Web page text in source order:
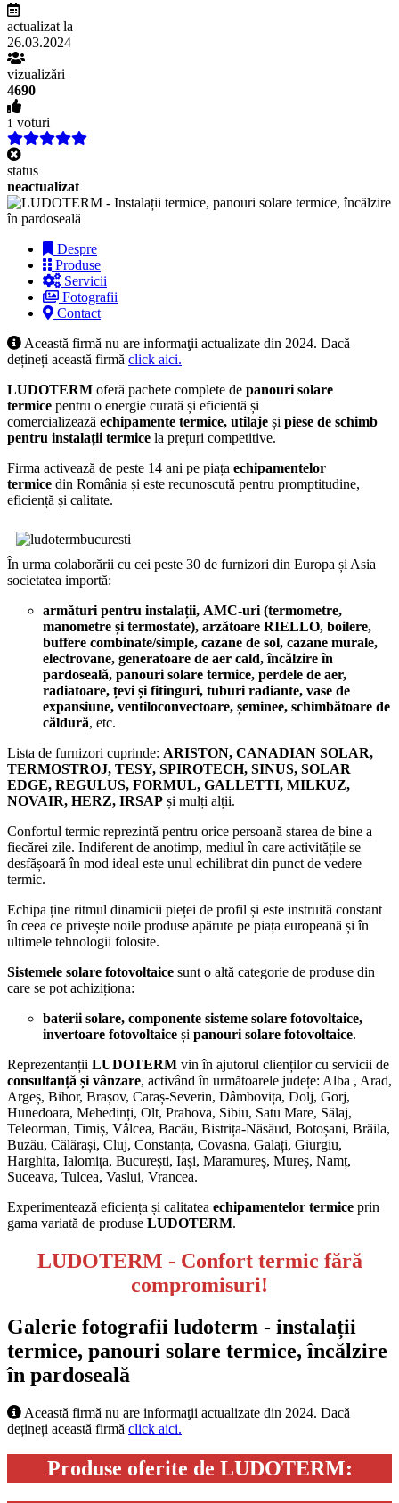
actualizat la
26.03.2024
vizualizări
4690
1 voturi
status
neactualizat
Despre
Produse
Servicii
Fotografii
Contact
Această firmă nu are informaţii actualizate din 2024. Dacă
dețineți această firmă click aici.
LUDOTERM oferă pachete complete de panouri solare
termice pentru o energie curată și eficientă și
comercializează echipamente termice, utilaje și piese de schimb
pentru instalații termice la prețuri competitive.
Firma activează de peste 14 ani pe piața echipamentelor
termice din România și este recunoscută pentru promptitudine,
eficiență și calitate.
În urma colaborării cu cei peste 30 de furnizori din Europa și Asia
societatea importă:
armături pentru instalații, AMC-uri (termometre,
manometre și termostate), arzătoare RIELLO, boilere,
buffere combinate/simple, cazane de sol, cazane murale,
electrovane, generatoare de aer cald, încălzire în
pardoseală, panouri solare termice, perdele de aer,
radiatoare, țevi și fitinguri, tuburi radiante, vase de
expansiune, ventiloconvectoare, șeminee, schimbătoare de
căldură, etc.
Lista de furnizori cuprinde: ARISTON, CANADIAN SOLAR,
TERMOSTROJ, TESY, SPIROTECH, SINUS, SOLAR
EDGE, REGULUS, FORMUL, GALLETTI, MILKUZ,
NOVAIR, HERZ, IRSAP și mulți alții.
Confortul termic reprezintă pentru orice persoană starea de bine a
fiecărei zile. Indiferent de anotimp, mediul în care activitățile se
desfășoară în mod ideal este unul echilibrat din punct de vedere
termic.
Echipa ține ritmul dinamicii pieței de profil și este instruită constant
în ceea ce privește noile produse apărute pe piața europeană și în
ultimele tehnologii folosite.
Sistemele solare fotovoltaice sunt o altă categorie de produse din
care se pot achiziționa:
baterii solare, componente sisteme solare fotovoltaice,
invertoare fotovoltaice și panouri solare fotovoltaice.
Reprezentanții LUDOTERM vin în ajutorul clienților cu servicii de
consultanță și vânzare, activând în următoarele județe: Alba , Arad,
Argeș, Bihor, Brașov, Caraș-Severin, Dâmbovița, Dolj, Gorj,
Hunedoara, Mehedinți, Olt, Prahova, Sibiu, Satu Mare, Sălaj,
Teleorman, Timiș, Vâlcea, Bacău, Bistrița-Năsăud, Botoșani, Brăila,
Buzău, Călărași, Cluj, Constanța, Covasna, Galați, Giurgiu,
Harghita, Ialomița, București, Iași, Maramureș, Mureș, Namț,
Suceava, Tulcea, Vaslui, Vrancea.
Experimentează eficiența și calitatea echipamentelor termice prin
gama variată de produse LUDOTERM.
LUDOTERM - Confort termic fără
compromisuri!
Galerie fotografii ludoterm - instalații
termice, panouri solare termice, încălzire
în pardoseală
Această firmă nu are informaţii actualizate din 2024. Dacă
dețineți această firmă click aici.
Produse oferite de LUDOTERM: